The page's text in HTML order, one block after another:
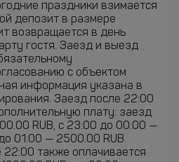
праздники взимается
депозит в размере
возвращается в день
гостя. Заезд и выезд
с объектом
информация указана в
Заезд после 22:00
плату: заезд
RUB, с 23:00 до 00:00 —
01:00 — 2500.00 RUB.
22:00 также оплачивается